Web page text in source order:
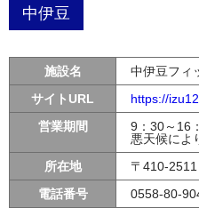
中伊豆
施設名
中伊豆フィ
サイトURL
https://
営業期間
9：30～
悪天候によ
所在地
〒410-
電話番号
0558-80-